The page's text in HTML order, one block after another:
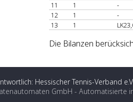
11
1
-
12
1
-
13
1
Die Bilanzen
Hessischer Tennis-Verband
GmbH - Automatisierte